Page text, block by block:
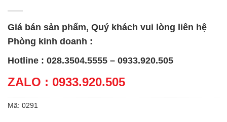
Giá bán sản phẩm, Quý khách vui lòng liên hệ
Phòng kinh doanh :
Hotline : 028.3504.5555 – 0933.920.505
ZALO : 0933.920.505
Mã: 0291